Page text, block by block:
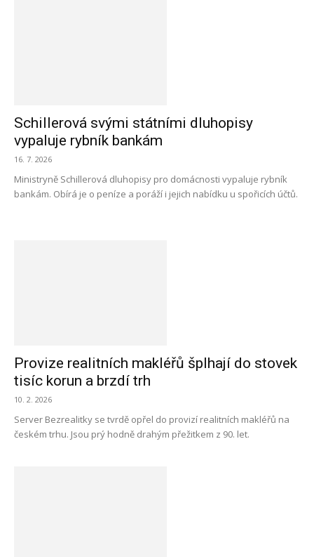
Schillerová svými státními dluhopisy
vypaluje rybník bankám
16. 7. 2026
Ministryně Schillerová dluhopisy pro domácnosti vypaluje rybník
bankám. Obírá je o peníze a poráží i jejich nabídku u spořicích účtů.
Provize realitních makléřů šplhají do stovek
tisíc korun a brzdí trh
10. 2. 2026
Server Bezrealitky se tvrdě opřel do provizí realitních makléřů na
českém trhu. Jsou prý hodně drahým přežitkem z 90. let.